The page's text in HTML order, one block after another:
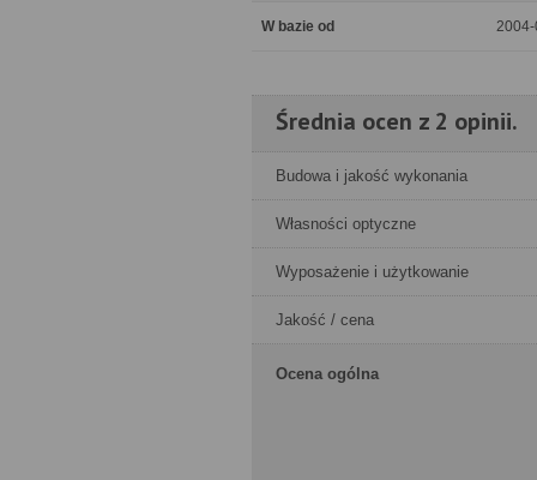
W bazie od
Średnia ocen z 2 opinii.
Budowa i jakość wykonania
Własności optyczne
Wyposażenie i użytkowanie
Jakość / cena
Ocena ogólna